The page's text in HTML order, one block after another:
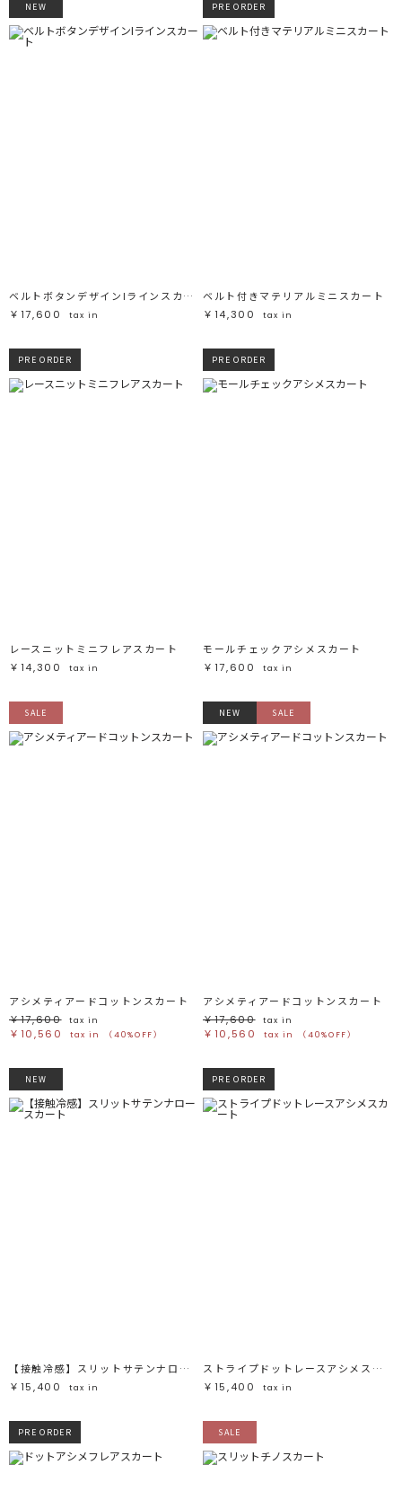
NEW
ベルトボタンデザインIラインスカート
￥17,600
tax in
PRE ORDER
ベルト付きマテリアルミニスカート
￥14,300
tax in
PRE ORDER
レースニットミニフレアスカート
￥14,300
tax in
PRE ORDER
モールチェックアシメスカート
￥17,600
tax in
SALE
アシメティアードコットンスカート
￥17,600
tax in
￥10,560 tax in （40%OFF）
NEW SALE
アシメティアードコットンスカート
￥17,600
tax in
￥10,560 tax in （40%OFF）
NEW
【接触冷感】スリットサテンナロースカート
￥15,400
tax in
PRE ORDER
ストライプドットレースアシメスカート
￥15,400
tax in
PRE ORDER SALE